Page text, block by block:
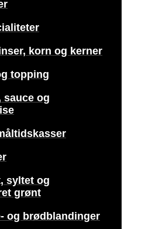
korn og kerner
topping
sauce og
syltet og
grønt
og brødblandinger